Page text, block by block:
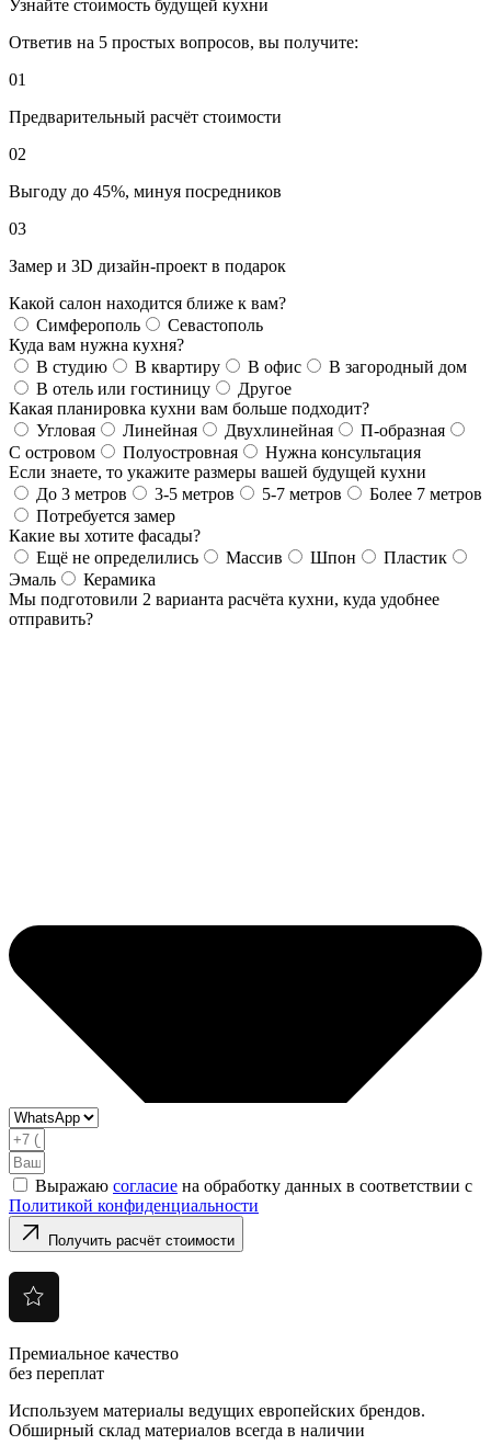
Узнайте стоимость будущей кухни
Ответив на 5 простых вопросов, вы получите:
01
Предварительный расчёт стоимости
02
Выгоду до 45%, минуя посредников
03
Замер и 3D дизайн-проект в подарок
Какой салон находится ближе к вам?
Симферополь
Севастополь
Куда вам нужна кухня?
В студию
В квартиру В офис
В загородный дом
В отель или гостиницу
Другое
Какая планировка кухни вам больше подходит?
Угловая
Линейная Двухлинейная
П-образная
С островом
Полуостровная
Нужна консультация
Если знаете, то укажите размеры вашей будущей кухни
До 3 метров
3-5 метров 5-7 метров
Более 7 метров
Потребуется замер
Какие вы хотите фасады?
Ещё не определились
Массив Шпон
Пластик
Эмаль
Керамика
Мы подготовили 2 варианта расчёта кухни, куда удобнее
отправить?
Выражаю согласие на обработку данных в соответствии с
Политикой конфиденциальности
Получить расчёт стоимости
Премиальное качество
без переплат
Используем материалы ведущих европейских брендов.
Обширный склад материалов всегда в наличии